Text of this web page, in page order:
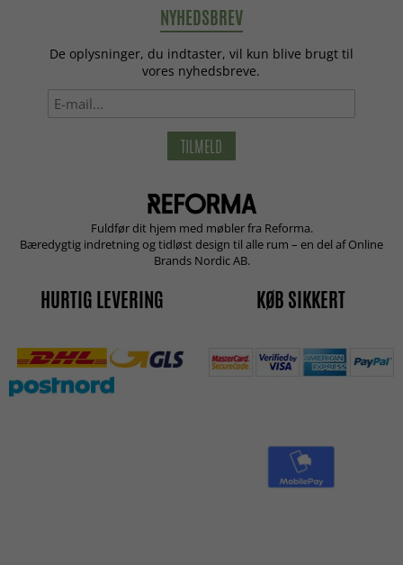
NYHEDSBREV
De oplysninger, du indtaster, vil kun blive brugt til
vores nyhedsbreve.
TILMELD
Fuldfør dit hjem med møbler fra Reforma.
Bæredygtig indretning og tidløst design til alle rum – en del af Online
Brands Nordic AB.
HURTIG LEVERING KØB SIKKERT